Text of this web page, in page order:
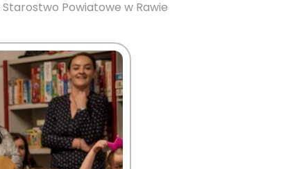
Starostwo Powiatowe w Rawie